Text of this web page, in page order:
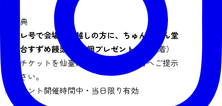
◆特典
旅コレ号で会場にお越しの方に、ちゅんちゅん堂
「仙台すずめ饅頭」を1個プレゼント！
（先着）
乗車チケットを仙臺緑彩館イベント受付へご提示
ください。
※イベント開催時間中・当日限り有効